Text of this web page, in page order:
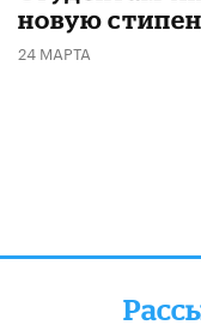
новую
24 МАРТА